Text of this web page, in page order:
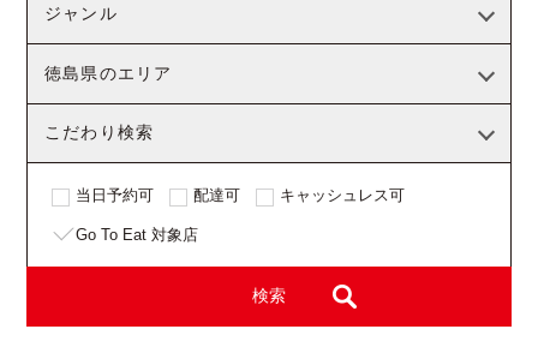
ジャンル
徳島県のエリア
こだわり検索
当日予約可 配達可 キャッシュレス可
Go To Eat 対象店
検索